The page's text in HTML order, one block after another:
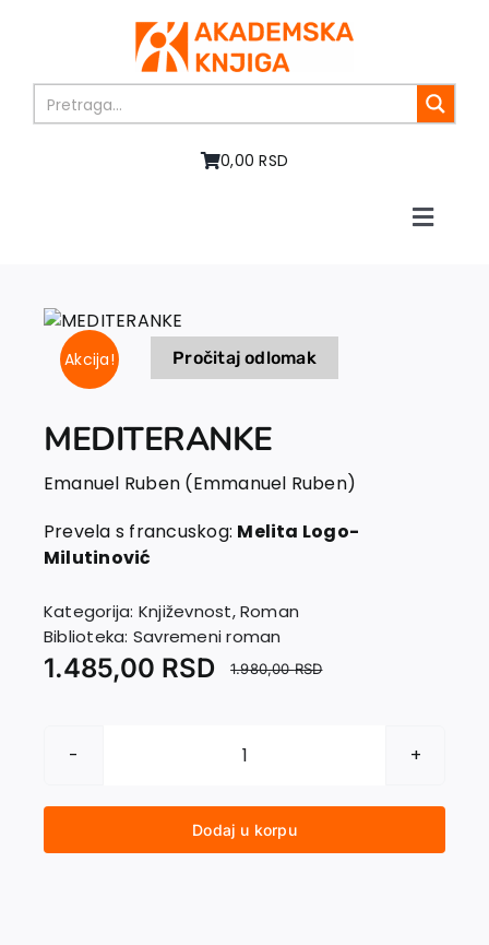
0,00 RSD
Toggle
Knjige
U pripremi
Autori
EU PROJEKTI
Kontakt
Akcija! Pročitaj odlomak
MEDITERANKE
Emanuel Ruben (Emmanuel Ruben)
Prevela s francuskog: Melita Logo-
Milutinović
Kategorija: Književnost,Roman
Biblioteka: Savremeni roman
1.980,00RSD
1.485,00 RSD
MEDITERANKE
Dodaj u korpu